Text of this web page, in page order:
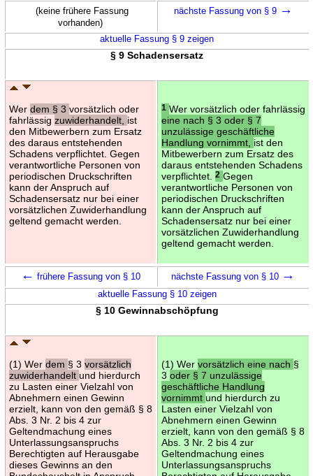
(keine frühere Fassung
vorhanden)
nächste Fassung von § 9 →
aktuelle Fassung § 9 zeigen
§ 9 Schadensersatz
Wer dem § 3 vorsätzlich oder
fahrlässig zuwiderhandelt, ist
den Mitbewerbern zum Ersatz
des daraus entstehenden
Schadens verpflichtet. Gegen
verantwortliche Personen von
periodischen Druckschriften
kann der Anspruch auf
Schadensersatz nur bei einer
vorsätzlichen Zuwiderhandlung
geltend gemacht werden.
1 Wer vorsätzlich oder fahrlässig
eine nach § 3 oder § 7
unzulässige geschäftliche
Handlung vornimmt, ist den
Mitbewerbern zum Ersatz des
daraus entstehenden Schadens
verpflichtet.
2 Gegen
verantwortliche Personen von
periodischen Druckschriften
kann der Anspruch auf
Schadensersatz nur bei einer
vorsätzlichen Zuwiderhandlung
geltend gemacht werden.
← frühere Fassung von § 10 nächste Fassung von § 10 →
aktuelle Fassung § 10 zeigen
§ 10 Gewinnabschöpfung
(1) Wer dem § 3 vorsätzlich
zuwiderhandelt und hierdurch
zu Lasten einer Vielzahl von
Abnehmern einen Gewinn
erzielt, kann von den gemäß § 8
Abs. 3 Nr. 2 bis 4 zur
Geltendmachung eines
Unterlassungsanspruchs
Berechtigten auf Herausgabe
dieses Gewinns an den
(1) Wer vorsätzlich eine nach §
3 oder § 7 unzulässige
geschäftliche Handlung
vornimmt und hierdurch zu
Lasten einer Vielzahl von
Abnehmern einen Gewinn
erzielt, kann von den gemäß § 8
Abs. 3 Nr. 2 bis 4 zur
Geltendmachung eines
Unterlassungsanspruchs